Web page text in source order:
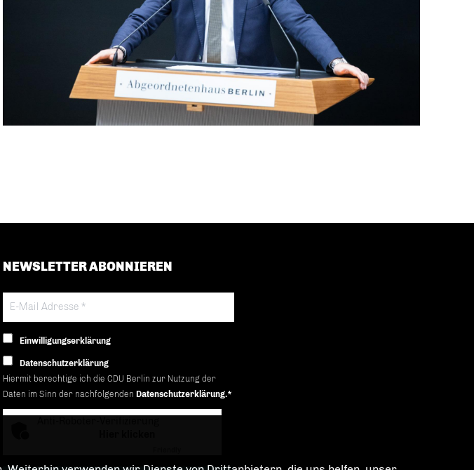
NEWSLETTER ABONNIEREN
Einwilligungserklärung
Datenschutzerklärung
Hiermit berechtige ich die CDU Berlin zur Nutzung der
Daten im Sinn der nachfolgenden Datenschutzerklärung.*